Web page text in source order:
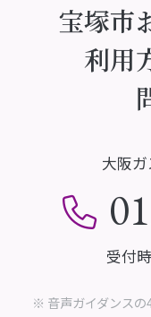
宝塚市
利用
大阪
受付
※ 音声ガイダンスの